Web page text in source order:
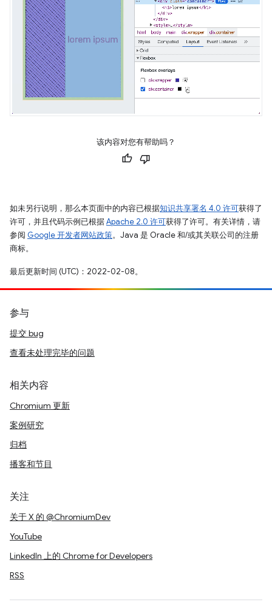
该内容对您有帮助吗？
如未另行说明，那么本页面中的内容已根据知识共享署名 4.0 许可获得了
许可，并且代码示例已根据Apache 2.0 许可获得了许可。有关详情，请
参阅 Google 开发者网站政策。Java 是 Oracle 和/或其关联公司的注册
商标。
最后更新时间 (UTC)：2022-02-08。
参与
提交 bug
查看未处理完毕的问题
相关内容
Chromium 更新
案例研究
归档
播客和节目
关注
关于 X 的 @ChromiumDev
YouTube
LinkedIn 上的 Chrome for Developers
RSS